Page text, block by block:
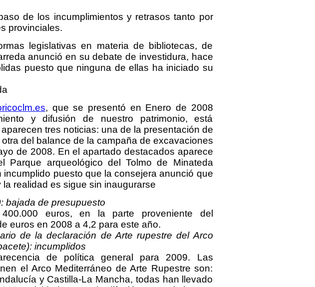
de los incumplimientos y retrasos tanto por
provinciales.
legislativas en materia de bibliotecas, de
anunció en su debate de investidura, hace
puesto que ninguna de ellas ha iniciado su
, que se presentó en Enero de 2008
y difusión de nuestro patrimonio, está
tres noticias: una de la presentación de
del balance de la campaña de excavaciones
de 2008. En el apartado destacados aparece
Parque arqueológico del Tolmo de Minateda
puesto que la consejera anunció que
realidad es sigue sin inaugurarse
bajada de presupuesto
euros, en la parte proveniente del
euros en 2008 a 4,2 para este año.
de la declaración de Arte rupestre del Arco
incumplidos
de política general para 2009. Las
el Arco Mediterráneo de Arte Rupestre son:
y Castilla-La Mancha, todas han llevado